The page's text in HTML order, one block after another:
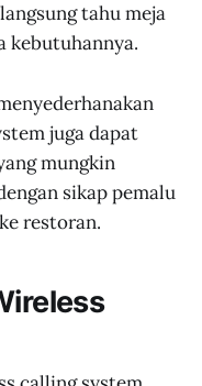
tahu meja
kebutuhannya.
juga dapat
mungkin
sikap pemalu
restoran.